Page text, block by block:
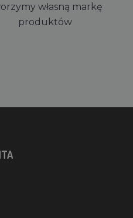
własną markę
produktów